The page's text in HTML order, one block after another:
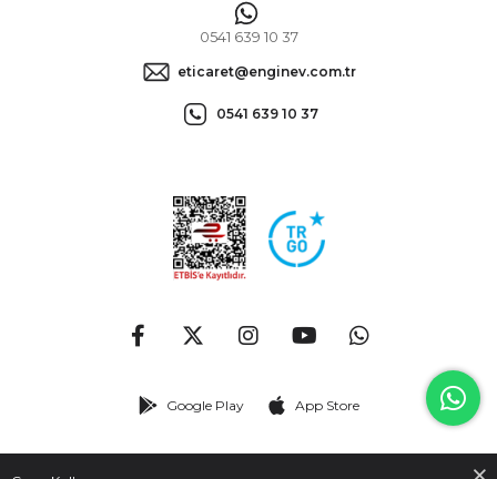
0541 639 10 37
eticaret@enginev.com.tr
0541 639 10 37
Google Play App Store